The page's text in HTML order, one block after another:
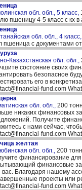
обл. обл., 5 класс,
пшеницу 4-5 класс с кх в
обл. обл., 4 класс,
пшеница с документами
Казахстанская обл. обл.,
состояние своих
безопасное
его в
fund.com
обл. обл., 200
никаких финансовых
Получите
с нами сейчас,
fund.com
желтая
обл. обл., 200
финансирование
финансовые
вас. Благодаря нашему
проекты или
fund.com